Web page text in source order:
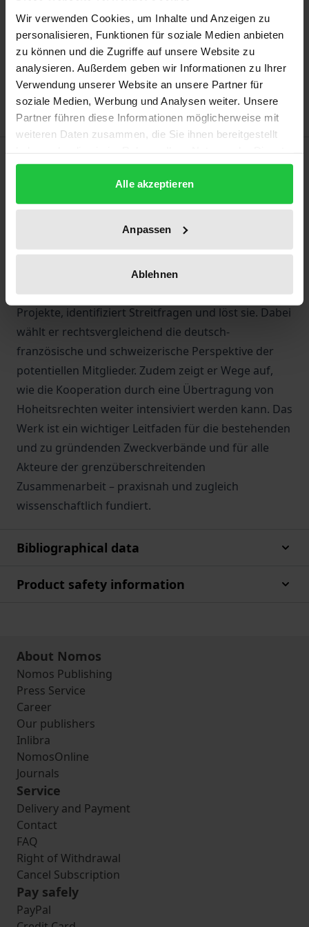
Wir verwenden Cookies, um Inhalte und Anzeigen zu
personalisieren, Funktionen für soziale Medien anbieten
zu können und die Zugriffe auf unsere Website zu
analysieren. Außerdem geben wir Informationen zu Ihrer
Verwendung unserer Website an unsere Partner für
soziale Medien, Werbung und Analysen weiter. Unsere
Partner führen diese Informationen möglicherweise mit
weiteren Daten zusammen, die Sie ihnen bereitgestellt
gesammelt haben.
Alle akzeptieren
Anpassen
Ablehnen
Add to Cart
Add to Wish List
Delivery cost notice
nach dem „Karlsruher Übereinkommen“, doch
zentrale Rechtsfragen sind noch ungeklärt. Der
Autor erläutert Struktur und Kompetenzen dieser
modernen Trägerform für grenzüberschreitende
Projekte, identifiziert Streitfragen und löst sie. Dabei
wählt er rechtsvergleichend die deutsch-
französische und schweizerische Perspektive der
potentiellen Mitglieder. Zudem zeigt er Wege auf,
wie die Kooperation durch eine Übertragung von
Hoheitsrechten weiter intensiviert werden kann. Das
Werk ist ein wichtiger Leitfaden für die bestehenden
und zu gründenden Zweckverbände und für alle
Akteure der grenzüberschreitenden
Zusammenarbeit – praxisnah und zugleich
wissenschaftlich fundiert.
Bibliographical data
Product safety information
About Nomos
Nomos Publishing
Press Service
Career
Our publishers
Inlibra
NomosOnline
Journals
Service
Delivery and Payment
Contact
FAQ
Right of Withdrawal
Cancel Subscription
Pay safely
PayPal